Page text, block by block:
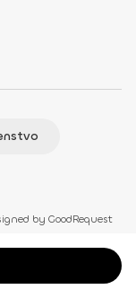
by GoodRequest